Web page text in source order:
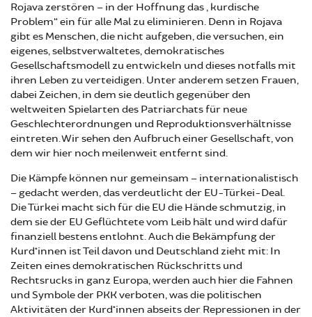
Rojava zerstören – in der Hoffnung das „kurdische
Problem“ ein für alle Mal zu eliminieren. Denn in Rojava
gibt es Menschen, die nicht aufgeben, die versuchen, ein
eigenes, selbstverwaltetes, demokratisches
Gesellschaftsmodell zu entwickeln und dieses notfalls mit
ihren Leben zu verteidigen. Unter anderem setzen Frauen,
dabei Zeichen, in dem sie deutlich gegenüber den
weltweiten Spielarten des Patriarchats für neue
Geschlechterordnungen und Reproduktionsverhältnisse
eintreten. Wir sehen den Aufbruch einer Gesellschaft, von
dem wir hier noch meilenweit entfernt sind.
Die Kämpfe können nur gemeinsam – internationalistisch
– gedacht werden, das verdeutlicht der EU-Türkei-Deal.
Die Türkei macht sich für die EU die Hände schmutzig, in
dem sie der EU Geflüchtete vom Leib hält und wird dafür
finanziell bestens entlohnt. Auch die Bekämpfung der
Kurd*innen ist Teil davon und Deutschland zieht mit: In
Zeiten eines demokratischen Rückschritts und
Rechtsrucks in ganz Europa, werden auch hier die Fahnen
und Symbole der PKK verboten, was die politischen
Aktivitäten der Kurd*innen abseits der Repressionen in der